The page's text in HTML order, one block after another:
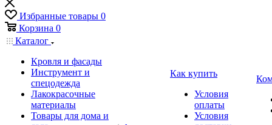
Избранные товары 0
Корзина 0
Каталог
Кровля и фасады
Инструмент и
спецодежда
Лакокрасочные
материалы
Товары для дома и
Как купить
Условия
оплаты
Условия